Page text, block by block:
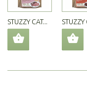
STUZZY CAT... STUZZY